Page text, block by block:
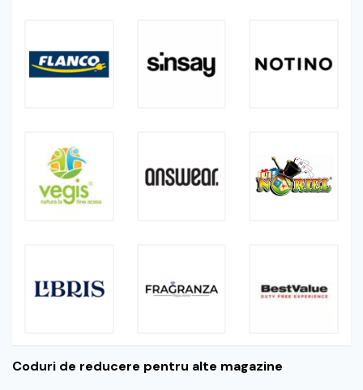
Coduri de reducere pentru alte magazine